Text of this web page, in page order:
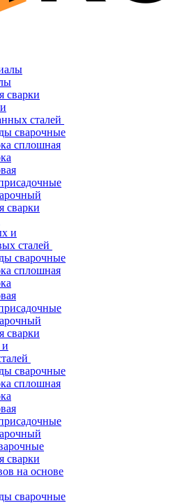
сварки
сталей
сварочные
сплошная
сварки
и
сталей
сварочные
сплошная
сварки
сварочные
сплошная
сварки
на основе
сварочные